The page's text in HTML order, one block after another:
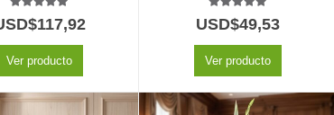
5.00out of 5
117,92
Ver producto
out of 5
USD$49,53
Ver producto